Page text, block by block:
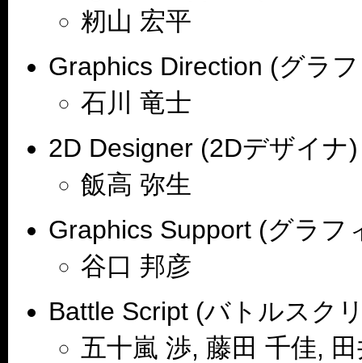
籾山 宏平
Graphics Direction (グラ
石川 竜士
2D Designer (2Dデザイナ)
飯高 弥生
Graphics Support (グラフ
谷口 邦彦
Battle Script (バトルスク
五十嵐 渉, 藤田 千佳,